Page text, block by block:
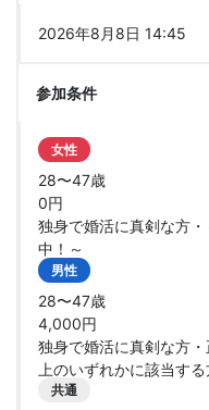
2026年8月8日 14:45
参加条件
女性
28〜47歳
0円
独身で婚活に真剣な方
中！～
男性
28〜47歳
4,000円
独身で婚活に真剣な方
上のいずれかに該当す
共通